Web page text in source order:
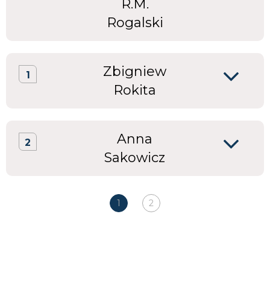
R.M.
Rogalski
1
Zbigniew
Rokita
2
Anna
Sakowicz
1 2